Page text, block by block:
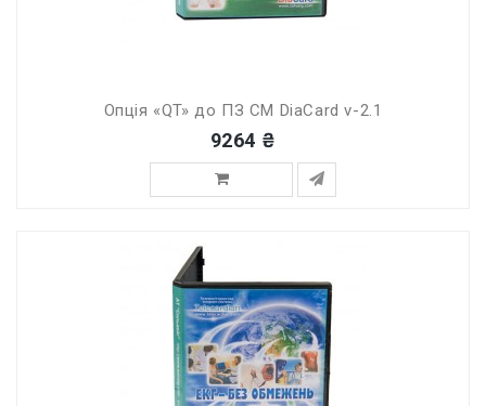
Опція «QT» до ПЗ СМ DiaCard v-2.1
9264 ₴